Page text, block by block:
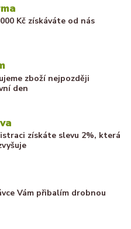
Kč získáváte od nás
zboží nejpozději
den
získáte slevu 2%, která
Vám přibalím drobnou